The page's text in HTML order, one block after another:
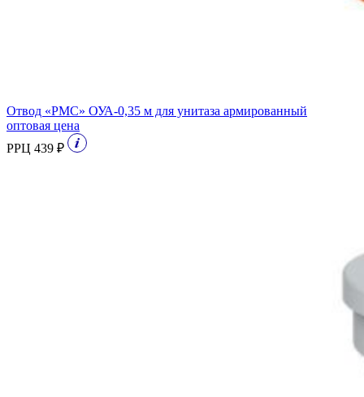
Отвод «РМС» ОУА-0,35 м для унитаза армированный
оптовая цена
РРЦ 439 ₽